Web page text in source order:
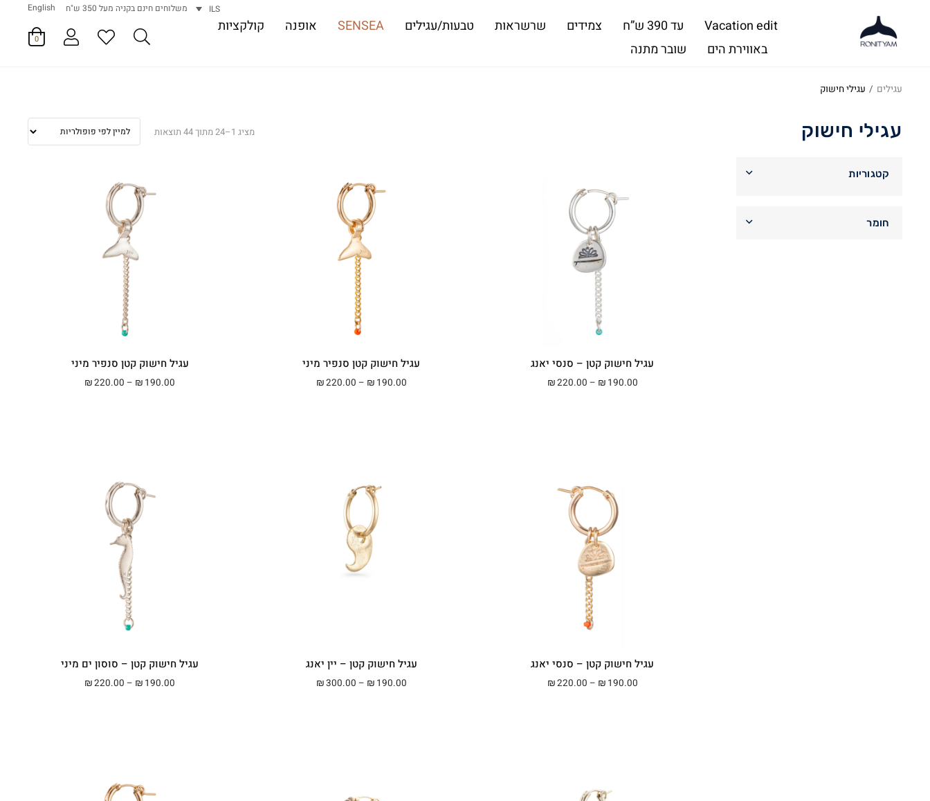
ILS משלוחים חינם בקניה מעל 350 ש"ח English
Vacation edit עד 390 ש”ח צמידים שרשראות טבעות/עגילים SENSEA אופנה
קולקציות
באווירת הים
שובר מתנה
0
עגילים / עגילי חישוק
עגילי חישוק מציג 1–24 מתוך 44 תוצאות
ממוין
קטגוריות
עגילים צמודים
חומר
עגיל חישוק קטן – סנסי יאנג
₪ 190.00
–
₪220.00
עגיל חישוק קטן סנפיר מיני
₪ 190.00
–
₪220.00
עגיל חישוק קטן סנפיר מיני
₪ 190.00
–
₪220.00 טווח מחירים: ⁦₪190.00⁩ עד ⁦₪220.00⁩
עגיל חישוק קטן – סנסי יאנג
₪ 190.00
–
₪220.00
עגיל חישוק קטן – יין יאנג
₪ 190.00
–
₪300.00
עגיל חישוק קטן – סוסון ים מיני
₪ 190.00
–
₪220.00 טווח מחירים: ⁦₪190.00⁩ עד ⁦₪220.00⁩